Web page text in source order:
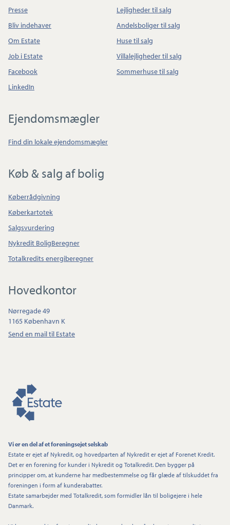
Presse
Bliv indehaver
Om Estate
Job i Estate
Facebook
LinkedIn
Lejligheder til salg
Andelsboliger til salg
Huse til salg
Villalejligheder til salg
Sommerhuse til salg
Ejendomsmægler
Find din lokale ejendomsmægler
Køb & salg af bolig
Køberrådgivning
Køberkartotek
Salgsvurdering
Nykredit BoligBeregner
Totalkredits energiberegner
Hovedkontor
Nørregade 49
1165 København K
Send en mail til Estate
Vi er en del af et foreningsejet selskab
Estate er ejet af Nykredit, og hovedparten af Nykredit er ejet af Forenet Kredit.
Det er en forening for kunder i Nykredit og Totalkredit. Den bygger på
principper om, at kunderne har medbestemmelse og får glæde af tilskuddet fra
foreningen i form af kunderabatter.
Estate samarbejder med Totalkredit, som formidler lån til boligejere i hele
Danmark.